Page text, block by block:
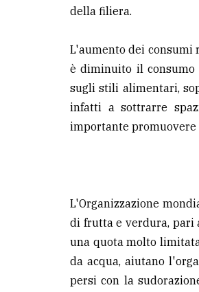
della filiera.
L'aumento dei consumi
è diminuito il
sugli stili alimentari,
infatti a sottrarre
importante
L'Organizzazione
di frutta e verdura, pari
una quota molto
da acqua, aiutano
persi con la